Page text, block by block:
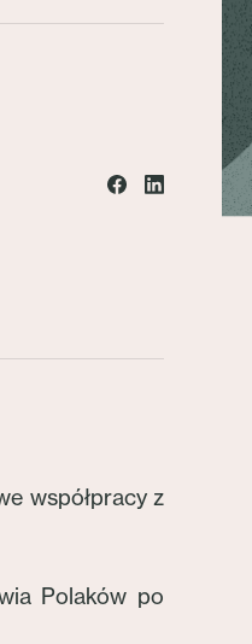
współpracy z
Polaków po